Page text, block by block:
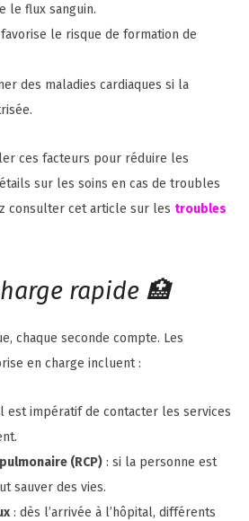
le flux sanguin.
le risque de formation de
des maladies cardiaques si la
ces facteurs pour réduire les
sur les soins en cas de troubles
consulter cet article sur les troubles
rapide 🏥
chaque seconde compte. Les
en charge incluent :
est impératif de contacter les services
(RCP) : si la personne est
sauver des vies.
: dès l’arrivée à l’hôpital, différents